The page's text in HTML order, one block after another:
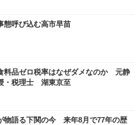
態呼び込む高市早苗
料品ゼロ税率はなぜダメなのか 元静
・税理士 湖東京至
物語る下関の今 来年8月で77年の歴